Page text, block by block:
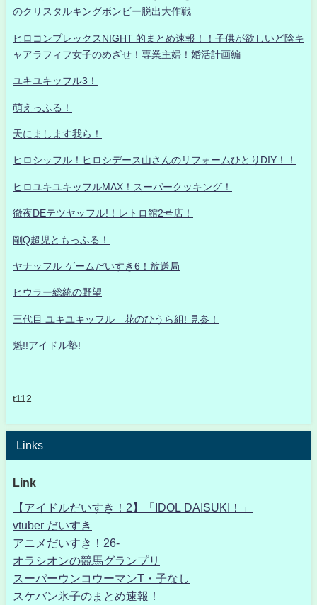
のクリスタルキングボンビー脱出大作戦
ヒロコンプレックスNIGHT 的まとめ速報！！子供が欲しいど陰キ
ャアラフィフ女子のめざせ！専業主婦！婚活計画編
ユキユキッフル3！
萌えっふる！
天にまします我ら！
ヒロシッフル！ヒロシデース山さんのリフォームひとりDIY！！
ヒロユキユキッフルMAX！スーパークッキング！
徹夜DEテツヤッフル!！レトロ館2号店！
剛Q超児ともっふる！
ヤナッフル ゲームだいすき6！放送局
ヒウラー総統の野望
三代目 ユキユキッフル 花のひうら組! 見参！
魁!!アイドル塾!
t112
Links
Link
【アイドルだいすき！2】「IDOL DAISUKI！」
vtuber だいすき
アニメだいすき！26-
オラシオンの競馬グランプリ
スーパーウンコウーマンT・子なし
スケバン氷子のまとめ速報！